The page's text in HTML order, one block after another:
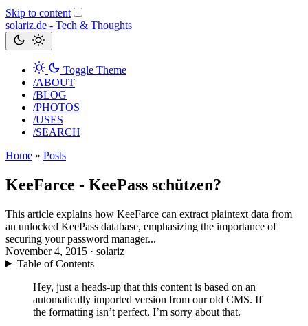
Skip to content
solariz.de - Tech & Thoughts
Toggle Theme
/ABOUT
/BLOG
/PHOTOS
/USES
/SEARCH
Home » Posts
KeeFarce - KeePass schützen?
This article explains how KeeFarce can extract plaintext data from
an unlocked KeePass database, emphasizing the importance of
securing your password manager...
November 4, 2015 · solariz
Table of Contents
Hey, just a heads-up that this content is based on an
automatically imported version from our old CMS. If
the formatting isn’t perfect, I’m sorry about that.